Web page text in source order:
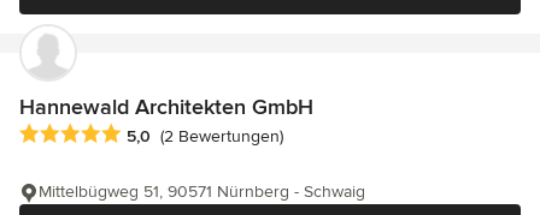
Hannewald Architekten GmbH
Durchschnittliche Bewertung: 5 von 5 Sternen
5,0 (2 Bewertungen)
Mittelbügweg 51, 90571 Nürnberg - Schwaig